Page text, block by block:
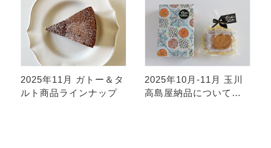
2025年11月 ガトー＆タ
ルト商品ラインナップ
2025年10月-11月 玉川
高島屋納品について